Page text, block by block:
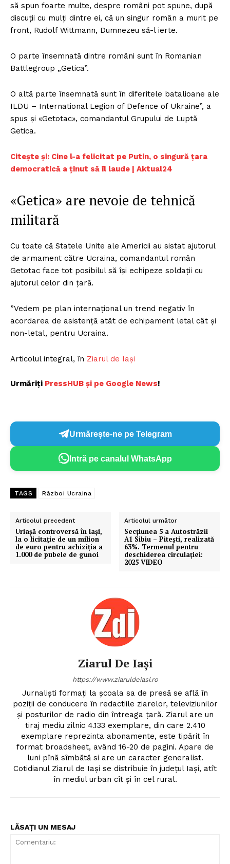
să spun foarte multe, despre români pot spune, după
discuții cu mulți dintre ei, că un singur român a murit pe
front, Rudolf Wittmann, Dumnezeu să-l ierte.
O parte însemnată dintre români sunt în Romanian
Battlegroup „Getica”.
O altă parte însemnată sunt în diferitele batalioane ale
ILDU – International Legion of Defence of Ukraine”, a
spus și «Getotac», comandantul Grupului de Luptă
Getica.
Citește și: Cine l-a felicitat pe Putin, o singură țara
democratică a ținut să îl laude | Aktual24
«Getica» are nevoie de tehnică
militară
Cu toate că Statele Unite ale Americii au sistat ajutorul
de armament către Ucraina, comandantul român
Getotac face tot posibilul să îşi echipeze soldaţii cu
ajutorul celor din ţară.
”Vedem pe plan internaţional un trend negativ în
acordarea de asistenţă atât de echipament letal cât şi
non-letal, pentru Ucraina.
Articolul integral, în Ziarul de Iași
Urmăriți PressHUB și pe Google News!
Urmărește-ne pe Telegram
Intră pe canalul WhatsApp
TAGS Război Ucraina
Articolul precedent
Uriașă controversă în Iași,
la o licitație de un milion
de euro pentru achiziția a
1.000 de pubele de gunoi
Articolul următor
Secţiunea 5 a Autostrăzii
A1 Sibiu – Piteşti, realizată
63%. Termenul pentru
deschiderea circulaţiei:
2025 VIDEO
Ziarul De Iași
https://www.ziaruldeiasi.ro
Jurnalişti formaţi la şcoala sa de presă se află în
poziţii de conducere în redactiile ziarelor, televiziunilor
şi posturilor de radio din întreaga ţară. Ziarul are un
tiraj mediu zilnic 4.133 exemplare, din care 2.410
exemplare reprezinta abonamente, este tipărit în
format broadsheet, având 16-20 de pagini. Apare de
luni pînă sîmbătă si are un caracter generalist.
Cotidianul Ziarul de Iaşi se distribuie în judeţul Iaşi, atît
în mediul urban cît şi în cel rural.
LĂSAȚI UN MESAJ